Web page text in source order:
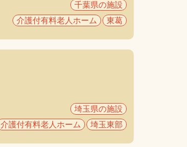
千葉県の施設
介護付有料老人ホーム
東葛
埼玉県の施設
介護付有料老人ホーム
埼玉東部